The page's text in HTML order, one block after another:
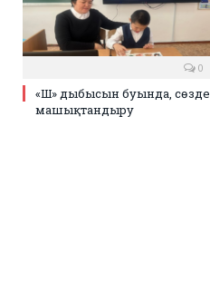
0
«Ш» дыбысын буында, сөзде
машықтандыру